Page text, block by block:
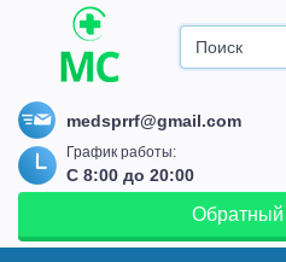
medsprrf@gmail.com
График работы:
С 8:00 до 20:00
Обратный